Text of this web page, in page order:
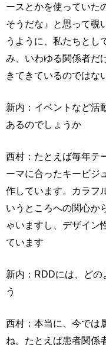
ースとかを使っていた
そうだな』と思って覗
うように、私たちとし
み、いわゆる関係者だ
きてきているのではな
新内：イベントなど活
あるのでしょうか
西村：たとえば毎年テ
ーマに合ったキービジ
作しています。カラフ
いうところへの関心か
ゃいますし、デザイン
ています
新内：RDDには、どの
う
西村：本当に、今では
ね。たとえば患者関係